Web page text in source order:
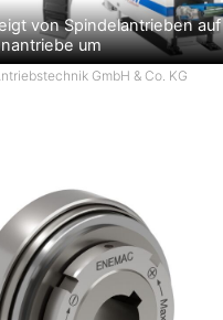
von Spindelantrieben auf
um
GmbH & Co. KG